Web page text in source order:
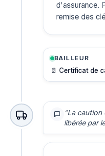
d'assurance.
remise des
BAILLEUR
📄 Certificat de
"La caution
libérée par